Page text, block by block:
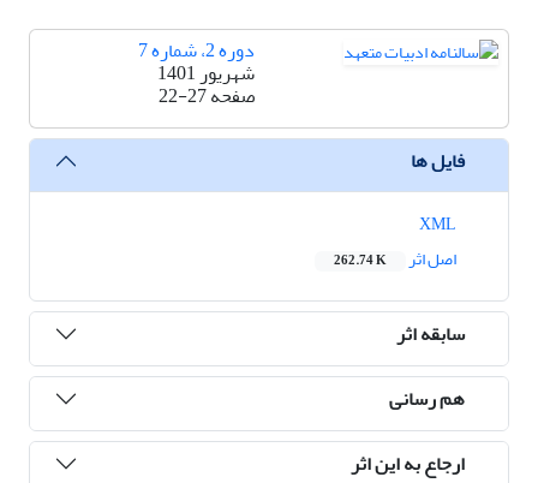
دوره 2، شماره 7
شهریور 1401
صفحه22-27
فایل ها
اصل اثر
262.74 K
سابقه اثر
هم رسانی
ارجاع به این اثر